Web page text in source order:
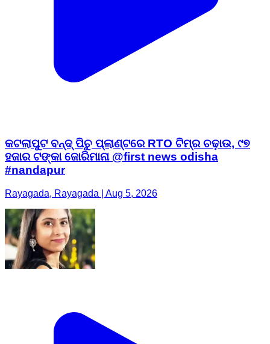
କଟଲାପୁଟ ବନ୍ଦ୍ ପିଚୁ ପ୍ଲାଣ୍ଟରେ RTO ଟିମ୍‌ର ଚଢ଼ାଉ, ୯୭
ହଜାର ଟଙ୍କା ଜୋରିମାନା @first news odisha
#nandapur
Rayagada, Rayagada | Aug 5, 2026